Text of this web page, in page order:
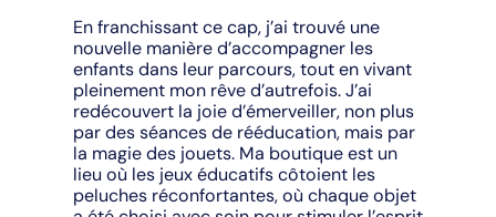
En franchissant ce cap, j’ai trouvé une
nouvelle manière d’accompagner les
enfants dans leur parcours, tout en vivant
pleinement mon rêve d’autrefois. J’ai
redécouvert la joie d’émerveiller, non plus
par des séances de rééducation, mais par
la magie des jouets. Ma boutique est un
lieu où les jeux éducatifs côtoient les
peluches réconfortantes, où chaque objet